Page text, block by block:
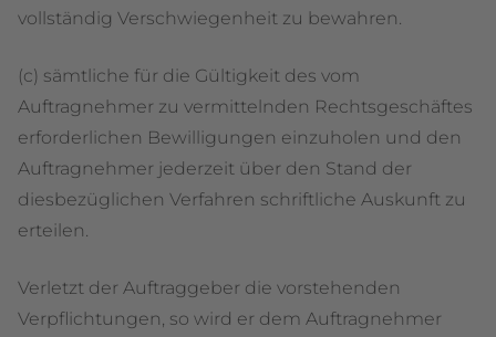
vollständig Verschwiegenheit zu bewahren.
(c) sämtliche für die Gültigkeit des vom
Auftragnehmer zu vermittelnden Rechtsgeschäftes
erforderlichen Bewilligungen einzuholen und den
Auftragnehmer jederzeit über den Stand der
diesbezüglichen Verfahren schriftliche Auskunft zu
erteilen.
Verletzt der Auftraggeber die vorstehenden
Verpflichtungen, so wird er dem Auftragnehmer